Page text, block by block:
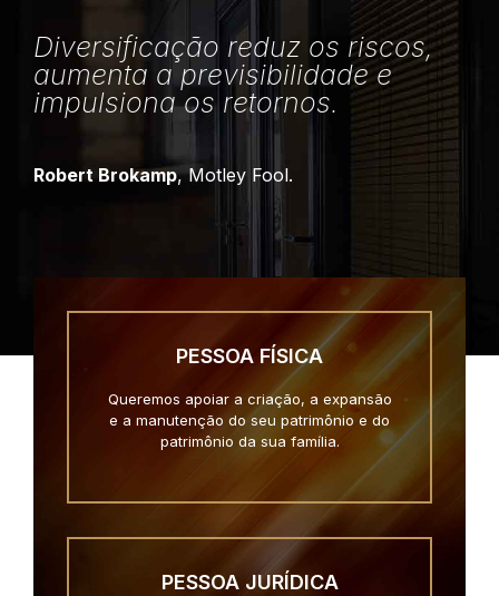
Diversificação reduz os riscos,
aumenta a previsibilidade e
impulsiona os retornos.
Robert Brokamp, Motley Fool.
PESSOA FÍSICA
Queremos apoiar a criação, a expansão
e a manutenção do seu patrimônio e do
patrimônio da sua família.
PESSOA JURÍDICA